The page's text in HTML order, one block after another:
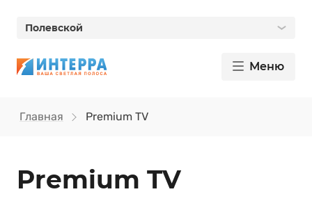
Полевской
Меню
Главная Premium TV
Premium TV